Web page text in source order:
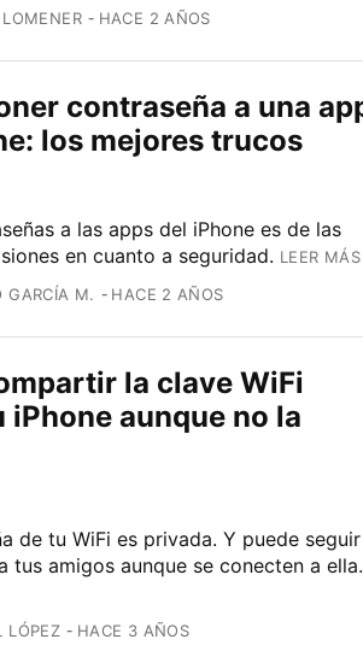
HACE 2 AÑOS
contraseña a una
los mejores trucos
a las apps del iPhone es de las
en cuanto a seguridad. LEER
GARCÍA M. HACE 2 AÑOS
la clave WiFi
iPhone aunque no la
de tu WiFi es privada. Y puede seguir
tus amigos aunque se conecten a ella.
LÓPEZ HACE 3 AÑOS